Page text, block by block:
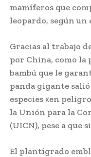
mamíferos que
leopardo, según un
Gracias al trabajo
por China, como la
bambú que le
panda gigante
especies «en
la Unión para la
(UICN), pese a que
El plantígrado